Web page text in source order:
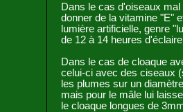
Dans le cas d'oiseaux
donner de la vitamine "E"
lumière artificielle, genre
de 12 à 14 heures
Dans le cas de cloaque
celui-ci avec des ciseaux
les plumes sur un
mais pour le mâle lui
le cloaque longues de